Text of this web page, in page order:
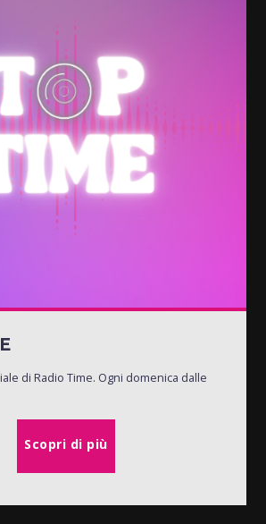
di Radio Time. Ogni domenica dalle
Scopri di più